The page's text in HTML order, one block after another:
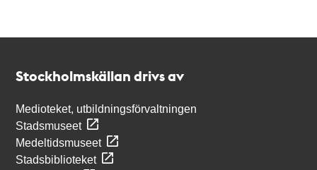
Stockholmskällan drivs av
Medioteket, utbildningsförvaltningen
Stadsmuseet
Medeltidsmuseet
Stadsbiblioteket